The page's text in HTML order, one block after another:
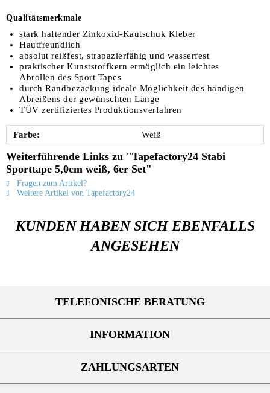
Qualitätsmerkmale
stark haftender Zinkoxid-Kautschuk Kleber
Hautfreundlich
absolut reißfest, strapazierfähig und wasserfest
praktischer Kunststoffkern ermöglich ein leichtes
Abrollen des Sport Tapes
durch Randbezackung ideale Möglichkeit des händigen
Abreißens der gewünschten Länge
TÜV zertifiziertes Produktionsverfahren
Farbe: Weiß
Weiterführende Links zu "Tapefactory24 Stabi
Sporttape 5,0cm weiß, 6er Set"
Fragen zum Artikel?
Weitere Artikel von Tapefactory24
KUNDEN HABEN SICH EBENFALLS
ANGESEHEN
TELEFONISCHE BERATUNG
INFORMATION
ZAHLUNGSARTEN